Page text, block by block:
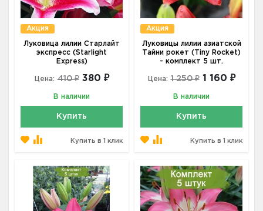
Акция
Луковица лилии Старлайт
экспресс (Starlight
Express)
Цена: 410 ₽ 380 ₽
В наличии
Купить
Купить в 1 клик
Акция
Луковицы лилии азиатской
Тайни рокет (Tiny Rocket)
- комплект 5 шт.
Цена: 1 250 ₽ 1 160 ₽
В наличии
Купить
Купить в 1 клик